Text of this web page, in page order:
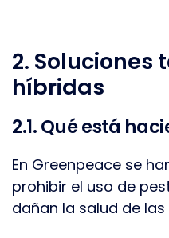
2. Soluciones
híbridas
2.1. Qué está
En Greenpeace se
prohibir el uso de
dañan la salud de las